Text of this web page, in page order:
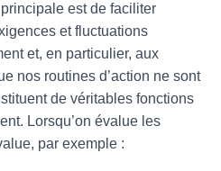
est de faciliter
et fluctuations
et, en particulier, aux
nos routines d’action ne sont
de véritables fonctions
Lorsqu’on évalue les
par exemple :